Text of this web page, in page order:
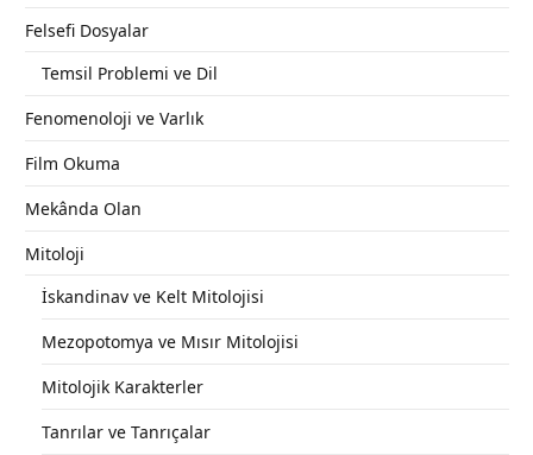
Felsefi Dosyalar
Temsil Problemi ve Dil
Fenomenoloji ve Varlık
Film Okuma
Mekânda Olan
Mitoloji
İskandinav ve Kelt Mitolojisi
Mezopotomya ve Mısır Mitolojisi
Mitolojik Karakterler
Tanrılar ve Tanrıçalar